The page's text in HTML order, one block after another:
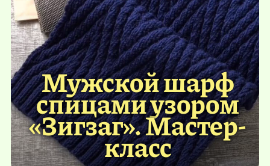
Мужской шарф
спицами узором
«Зигзаг». Мастер-
класс